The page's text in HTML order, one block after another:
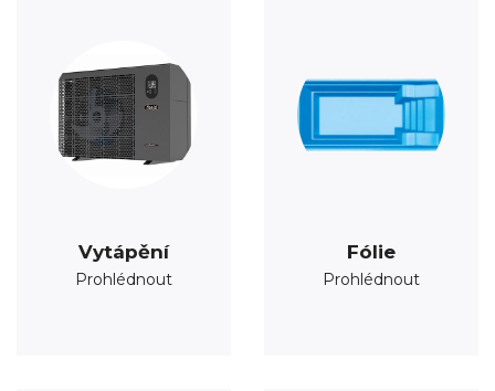
Vytápění
Prohlédnout
Fólie
Prohlédnout